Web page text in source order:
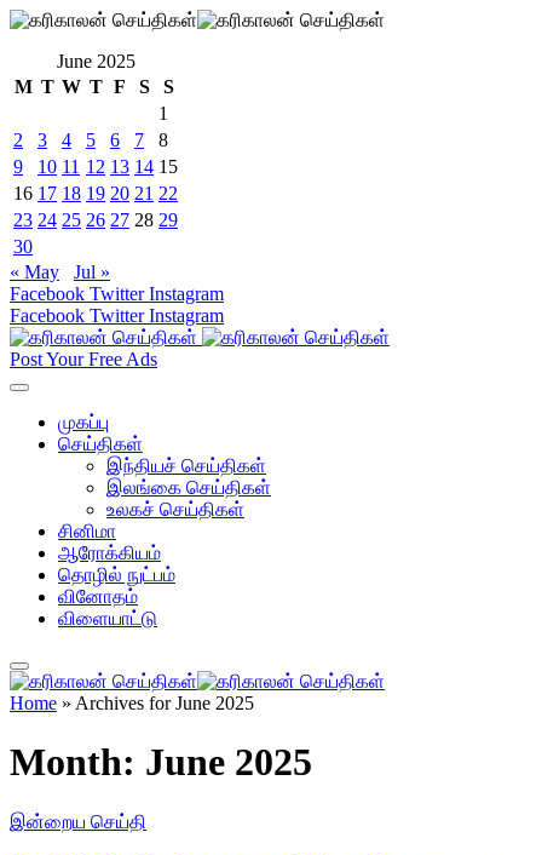
June 2025
M T W T F S
S
1
2
3 4 5 6 7
8
9
10 11 12 13 14 15
16 17 18 19 20 21 22
23 24 25 26 27 28 29
30
« May
Jul »
Facebook Twitter Instagram
Facebook Twitter Instagram
Post Your Free Ads
முகப்பு
செய்திகள்
இந்தியச் செய்திகள்
இலங்கை செய்திகள்
உலகச் செய்திகள்
சினிமா
ஆரோக்கியம்
தொழில் நுட்பம்
வினோதம்
விளையாட்டு
Home » Archives for June 2025
Month: June 2025
இன்றைய செய்தி